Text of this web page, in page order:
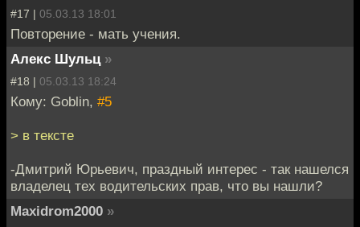
#17 | 05.03.13 18:01
Повторение - мать учения.
Алекс Шульц »
#18 | 05.03.13 18:24
Кому: Goblin, #5
> в тексте
-Дмитрий Юрьевич, праздный интерес - так нашелся
владелец тех водительских прав, что вы нашли?
Maxidrom2000 »